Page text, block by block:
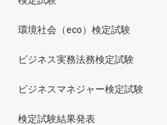
環境社会（eco）検定試験
ビジネス実務法務検定試験
ビジネスマネジャー検定試験
検定試験結果発表